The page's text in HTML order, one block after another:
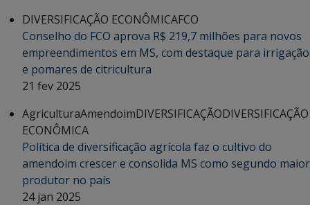
DIVERSIFICAÇÃO ECONÔMICAFCO
Conselho do FCO aprova R$ 219,7 milhões para novos
empreendimentos em MS, com destaque para irrigação
e pomares de citricultura
21 fev 2025
AgriculturaAmendoimDIVERSIFICAÇÃODIVERSIFICAÇÃO
ECONÔMICA
Política de diversificação agrícola faz o cultivo do
amendoim crescer e consolida MS como segundo maior
produtor no país
24 jan 2025